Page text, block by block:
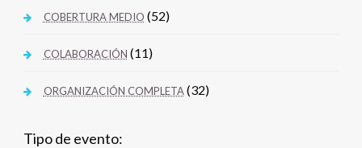
COBERTURA MEDIO (52)
COLABORACIÓN (11)
ORGANIZACIÓN COMPLETA(32)
Tipo de evento: